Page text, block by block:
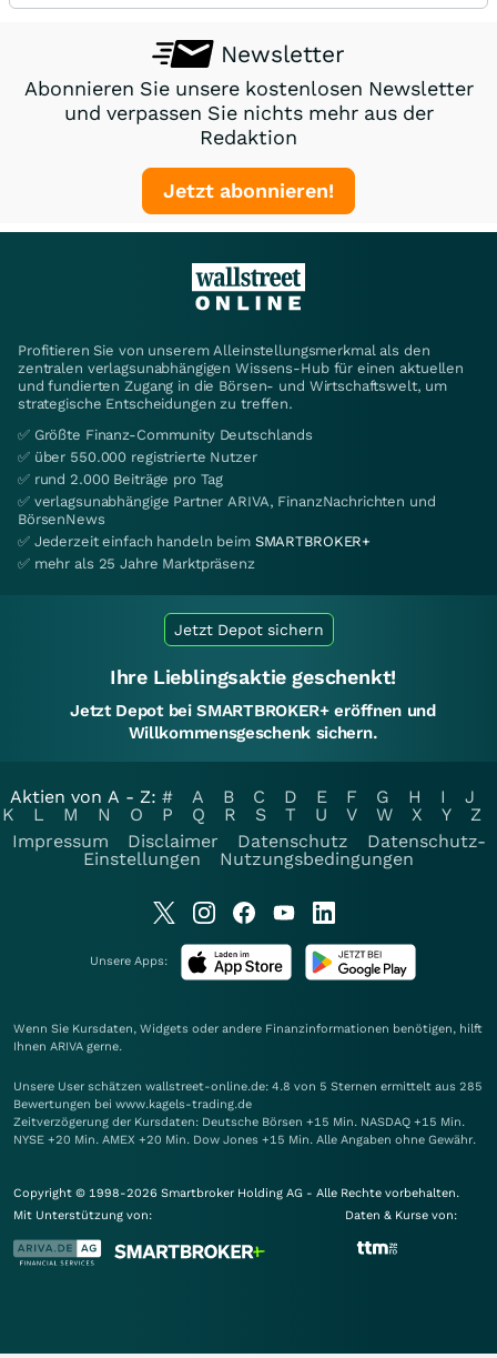
Newsletter
Abonnieren Sie unsere kostenlosen Newsletter
und verpassen Sie nichts mehr aus der
Redaktion
Jetzt abonnieren!
Profitieren Sie von unserem Alleinstellungsmerkmal als den
zentralen verlagsunabhängigen Wissens-Hub für einen aktuellen
und fundierten Zugang in die Börsen- und Wirtschaftswelt, um
strategische Entscheidungen zu treffen.
✅ Größte Finanz-Community Deutschlands
✅ über 550.000 registrierte Nutzer
✅ rund 2.000 Beiträge pro Tag
✅ verlagsunabhängige Partner ARIVA, FinanzNachrichten und
BörsenNews
✅ Jederzeit einfach handeln beim SMARTBROKER+
✅ mehr als 25 Jahre Marktpräsenz
Jetzt Depot sichern
Ihre Lieblingsaktie geschenkt!
Jetzt Depot bei SMARTBROKER+ eröffnen und
Willkommensgeschenk sichern.
Aktien von A - Z: # A B C D E F G H I
J
K
L M N O P Q R S T U V W X Y
Z
Impressum
Disclaimer Datenschutz
Datenschutz-
Einstellungen
Nutzungsbedingungen
Unsere Apps:
Wenn Sie Kursdaten, Widgets oder andere Finanzinformationen benötigen, hilft
Ihnen ARIVA gerne.
Unsere User schätzen wallstreet-online.de: 4.8 von 5 Sternen ermittelt aus 285
Bewertungen bei www.kagels-trading.de
Zeitverzögerung der Kursdaten: Deutsche Börsen +15 Min. NASDAQ +15 Min.
NYSE +20 Min. AMEX +20 Min. Dow Jones +15 Min. Alle Angaben ohne Gewähr.
Copyright © 1998-2026 Smartbroker Holding AG - Alle Rechte vorbehalten.
Mit Unterstützung von:
Daten & Kurse von: